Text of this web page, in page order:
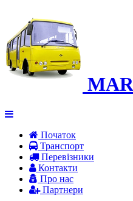
Початок
Транспорт
Перевiзники
Контакти
Про нас
Партнери